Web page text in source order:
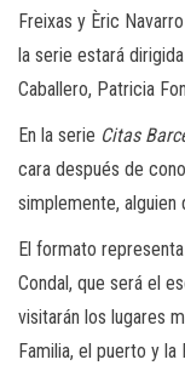
Freixas y Èric
la serie estará
Caballero, Patricia
En la serie Citas
cara después de
simplemente, alguien
El formato
Condal, que será el
visitarán los lugares
Familia, el puerto y